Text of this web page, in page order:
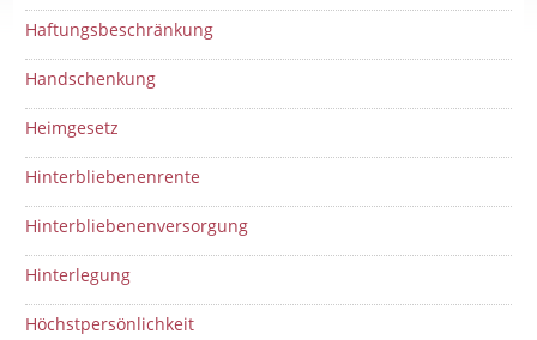
Haftungsbeschränkung
Handschenkung
Heimgesetz
Hinterbliebenenrente
Hinterbliebenenversorgung
Hinterlegung
Höchstpersönlichkeit